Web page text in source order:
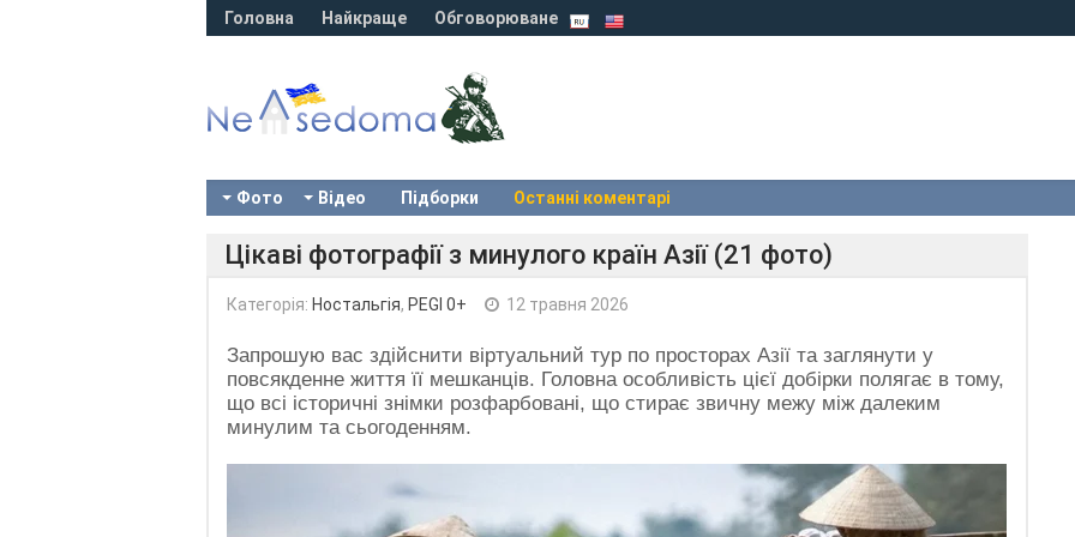
Головна Найкраще Обговорюване
Фото Відео Підборки Останні коментарі
Цікаві фотографії з минулого країн Азії (21 фото)
Категорія: Ностальгія, PEGI 0+ 12 травня 2026
Запрошую вас здійснити віртуальний тур по просторах Азії та заглянути у
повсякденне життя її мешканців. Головна особливість цієї добірки полягає в тому,
що всі історичні знімки розфарбовані, що стирає звичну межу між далеким
минулим та сьогоденням.